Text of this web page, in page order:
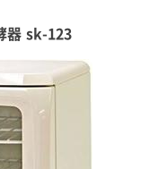
器 sk-123